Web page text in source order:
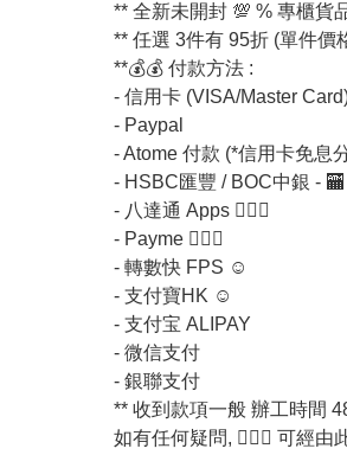
** 全新未開封 💯 % 專櫃貨
** 任選 3件有 95折 (單件
**💰💰 付款方法 :
- 信用卡 (VISA/Master
- Paypal
- Atome 付款 (*信用卡免息
- HSBC匯豐 / BOC中銀 - 🏧
- 八達通 Apps 💁🏼‍♀
- Payme 💁🏼‍♀
- 轉數快 FPS ☺
- 支付寶HK ☺
- 支付宝 ALIPAY
- 微信支付
- 銀聯支付
** 收到款項一般 辦工時間
如有任何疑問, 💁🏼‍♀ 可經